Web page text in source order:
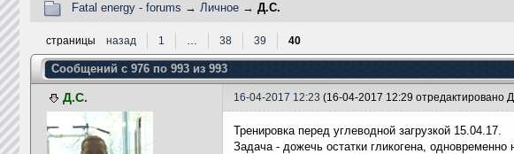
Fatal energy - forums → Личное → Д.С.
страницы назад 1 … 38 39 40
Сообщений с 976 по 993 из 993
Д.С. 16-04-2017 12:23 (16-04-2017 12:29 отредактировано
Тренировка перед углеводной загрузкой 15.04.17.
Задача - дожечь остатки гликогена,